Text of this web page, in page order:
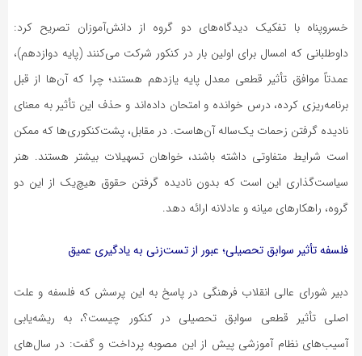
خسروپناه با تفکیک دیدگاه‌های دو گروه از دانش‌آموزان تصریح کرد:
داوطلبانی که امسال برای اولین بار در کنکور شرکت می‌کنند (پایه دوازدهم)،
عمدتاً موافق تأثیر قطعی معدل پایه یازدهم هستند؛ چرا که آن‌ها از قبل
برنامه‌ریزی کرده، درس خوانده و امتحان داده‌اند و حذف این تأثیر به معنای
نادیده گرفتن زحمات یک‌ساله آن‌هاست. در مقابل، پشت‌کنکوری‌ها که ممکن
است شرایط متفاوتی داشته باشند، خواهان تسهیلات بیشتر هستند. هنر
سیاست‌گذاری این است که بدون نادیده گرفتن حقوق هیچ‌یک از این دو
گروه، راهکارهای میانه و عادلانه ارائه دهد.
فلسفه تأثیر سوابق تحصیلی؛ عبور از تست‌زنی به یادگیری عمیق
دبیر شورای عالی انقلاب فرهنگی در پاسخ به این پرسش که فلسفه و علت
اصلی تأثیر قطعی سوابق تحصیلی در کنکور چیست؟، به ریشه‌یابی
آسیب‌های نظام آموزشی پیش از این مصوبه پرداخت و گفت: در سال‌های